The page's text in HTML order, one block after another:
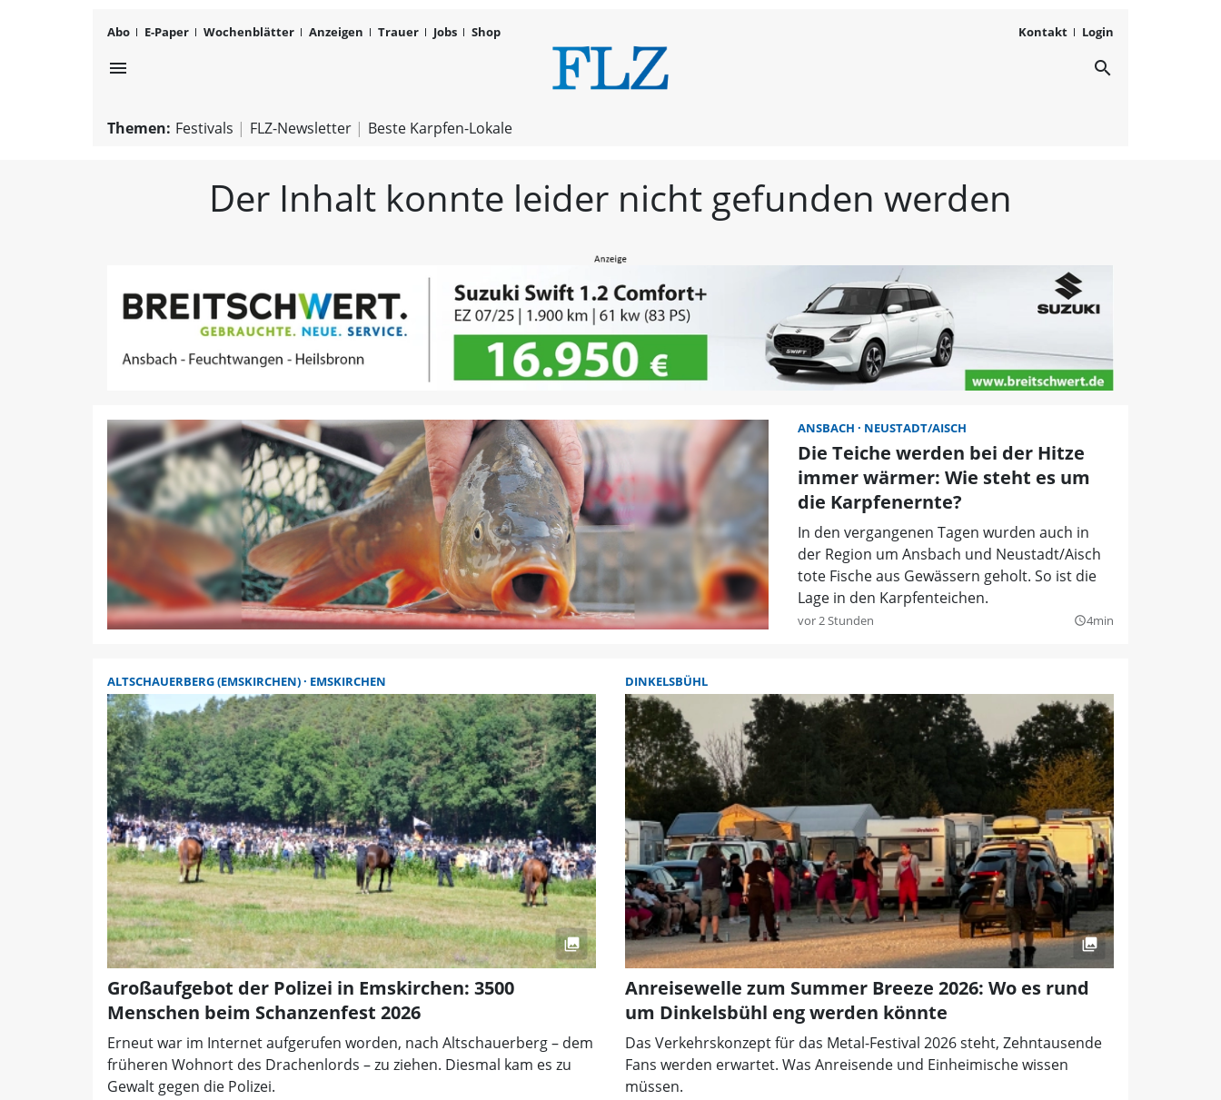
Abo E-Paper Wochenblätter Anzeigen Trauer Jobs Shop Kontakt Login
menu FLZ – Nachrichten aus search
Themen: Festivals FLZ-Newsletter Beste Karpfen-Lokale
Der Inhalt konnte leider nicht gefunden werden
ANSBACH NEUSTADT/AISCH
Die Teiche werden bei der Hitze
immer wärmer: Wie steht es um
die Karpfenernte?
In den vergangenen Tagen wurden auch in
der Region um Ansbach und Neustadt/Aisch
tote Fische aus Gewässern geholt. So ist die
Lage in den Karpfenteichen.
vor 2 Stunden query_builder4min
ALTSCHAUERBERG (EMSKIRCHEN) EMSKIRCHEN
Großaufgebot der Polizei in Emskirchen: 3500
Menschen beim Schanzenfest 2026
Erneut war im Internet aufgerufen worden, nach Altschauerberg – dem
früheren Wohnort des Drachenlords – zu ziehen. Diesmal kam es zu
Gewalt gegen die Polizei.
DINKELSBÜHL
Anreisewelle zum Summer Breeze 2026: Wo es rund
um Dinkelsbühl eng werden könnte
Das Verkehrskonzept für das Metal-Festival 2026 steht, Zehntausende
Fans werden erwartet. Was Anreisende und Einheimische wissen
müssen.